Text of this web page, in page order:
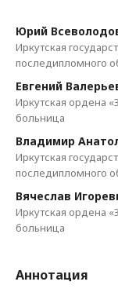
Юрий
Иркутская
последипломного
Евгений
Иркутская ордена
больница
Владимир
Иркутская
последипломного
Вячеслав
Иркутская ордена
больница
Аннотация